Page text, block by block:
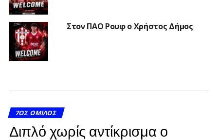
Στον ΠΑΟ Ρουφ ο Χρήστος Δήμος
7ΟΣ ΌΜΙΛΟΣ
Διπλό χωρίς αντίκρισμα ο